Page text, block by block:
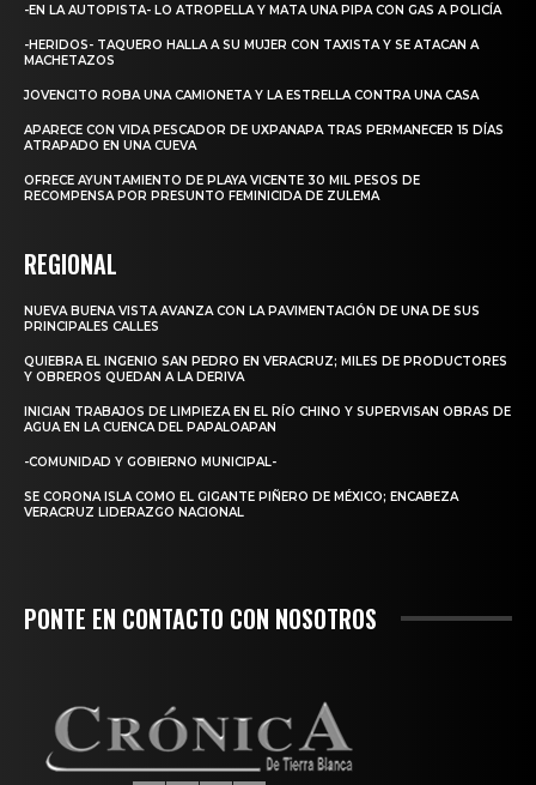
-EN LA AUTOPISTA- LO ATROPELLA Y MATA UNA PIPA CON GAS A POLICÍA
-HERIDOS- TAQUERO HALLA A SU MUJER CON TAXISTA Y SE ATACAN A
MACHETAZOS
JOVENCITO ROBA UNA CAMIONETA Y LA ESTRELLA CONTRA UNA CASA
APARECE CON VIDA PESCADOR DE UXPANAPA TRAS PERMANECER 15 DÍAS
ATRAPADO EN UNA CUEVA
OFRECE AYUNTAMIENTO DE PLAYA VICENTE 30 MIL PESOS DE
RECOMPENSA POR PRESUNTO FEMINICIDA DE ZULEMA
REGIONAL
NUEVA BUENA VISTA AVANZA CON LA PAVIMENTACIÓN DE UNA DE SUS
PRINCIPALES CALLES
QUIEBRA EL INGENIO SAN PEDRO EN VERACRUZ; MILES DE PRODUCTORES
Y OBREROS QUEDAN A LA DERIVA
INICIAN TRABAJOS DE LIMPIEZA EN EL RÍO CHINO Y SUPERVISAN OBRAS DE
AGUA EN LA CUENCA DEL PAPALOAPAN
-COMUNIDAD Y GOBIERNO MUNICIPAL-
SE CORONA ISLA COMO EL GIGANTE PIÑERO DE MÉXICO; ENCABEZA
VERACRUZ LIDERAZGO NACIONAL
PONTE EN CONTACTO CON NOSOTROS